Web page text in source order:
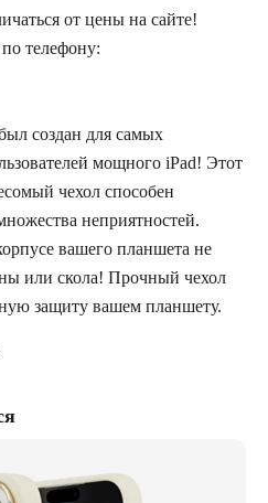
от цены на сайте!
телефону:
создан для самых
мощного iPad! Этот
чехол способен
неприятностей.
вашего планшета не
или скола! Прочный чехол
защиту вашем планшету.